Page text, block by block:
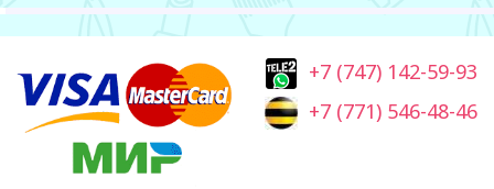
+7 (747) 142-59-93
+7 (771) 546-48-46